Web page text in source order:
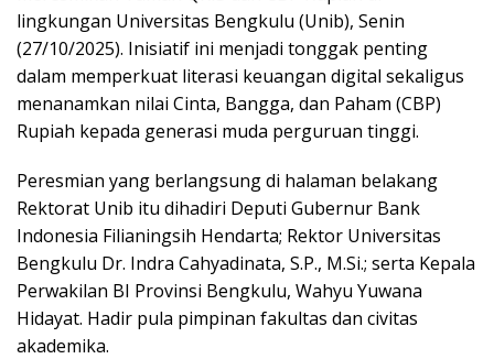
lingkungan Universitas Bengkulu (Unib), Senin
(27/10/2025). Inisiatif ini menjadi tonggak penting
dalam memperkuat literasi keuangan digital sekaligus
menanamkan nilai Cinta, Bangga, dan Paham (CBP)
Rupiah kepada generasi muda perguruan tinggi.
Peresmian yang berlangsung di halaman belakang
Rektorat Unib itu dihadiri Deputi Gubernur Bank
Indonesia Filianingsih Hendarta; Rektor Universitas
Bengkulu Dr. Indra Cahyadinata, S.P., M.Si.; serta Kepala
Perwakilan BI Provinsi Bengkulu, Wahyu Yuwana
Hidayat. Hadir pula pimpinan fakultas dan civitas
akademika.